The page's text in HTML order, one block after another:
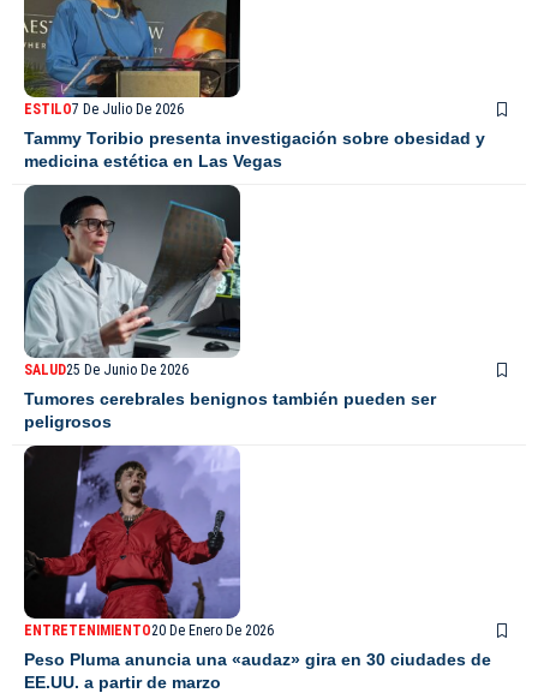
ESTILO7 De Julio De 2026
Tammy Toribio presenta investigación sobre obesidad y
medicina estética en Las Vegas
SALUD25 De Junio De 2026
Tumores cerebrales benignos también pueden ser
peligrosos
ENTRETENIMIENTO20 De Enero De 2026
Peso Pluma anuncia una «audaz» gira en 30 ciudades de
EE.UU. a partir de marzo